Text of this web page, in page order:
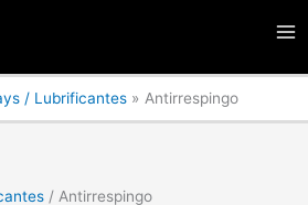
/ Lubrificantes Antirrespingo
/ Antirrespingo